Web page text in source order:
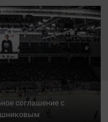
соглашение с